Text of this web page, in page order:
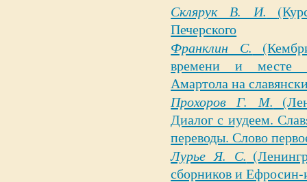
Склярук В. И.
Печерского
Франклин С.
времени и месте
Амартола на
Прохоров Г. М.
Диалог с иудеем.
переводы. Слово
Лурье Я. С.
сборников и